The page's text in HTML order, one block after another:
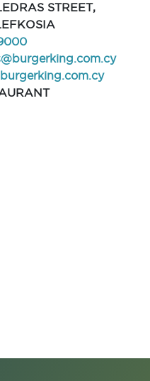
STREET,